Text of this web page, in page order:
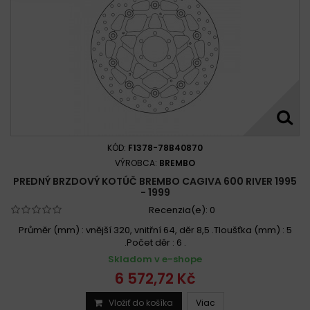
KÓD: F1378-78B40870
VÝROBCA: BREMBO
PREDNÝ BRZDOVÝ KOTÚČ BREMBO CAGIVA 600 RIVER 1995
- 1999
Recenzia(e): 0
Průměr (mm) : vnější 320, vnitřní 64, děr 8,5 .Tloušťka (mm) : 5
.Počet děr : 6 .
Skladom v e-shope
6 572,72 Kč
Vložiť do košíka Viac